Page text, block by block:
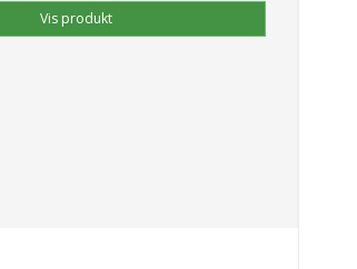
Vis produkt